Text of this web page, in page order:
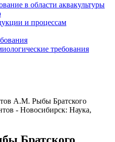
в области аквакультуры
и процессам
требования
А.М. Рыбы Братского
- Новосибирск: Наука,